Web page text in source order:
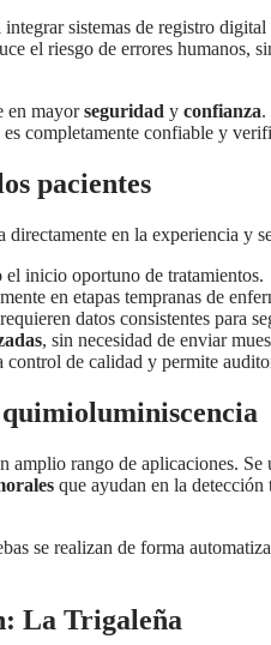
integrar sistemas de registro
el riesgo de errores humanos,
en mayorseguridad y confianza.
completamente confiable y
pacientes
en la experiencia y
el inicio oportuno de tratamientos.
en etapas tempranas de
datos consistentes para
, sin necesidad de enviar
control de calidad y permite
amplio rango de aplicaciones.
que ayudan en la detección
se realizan de forma
La Trigaleña